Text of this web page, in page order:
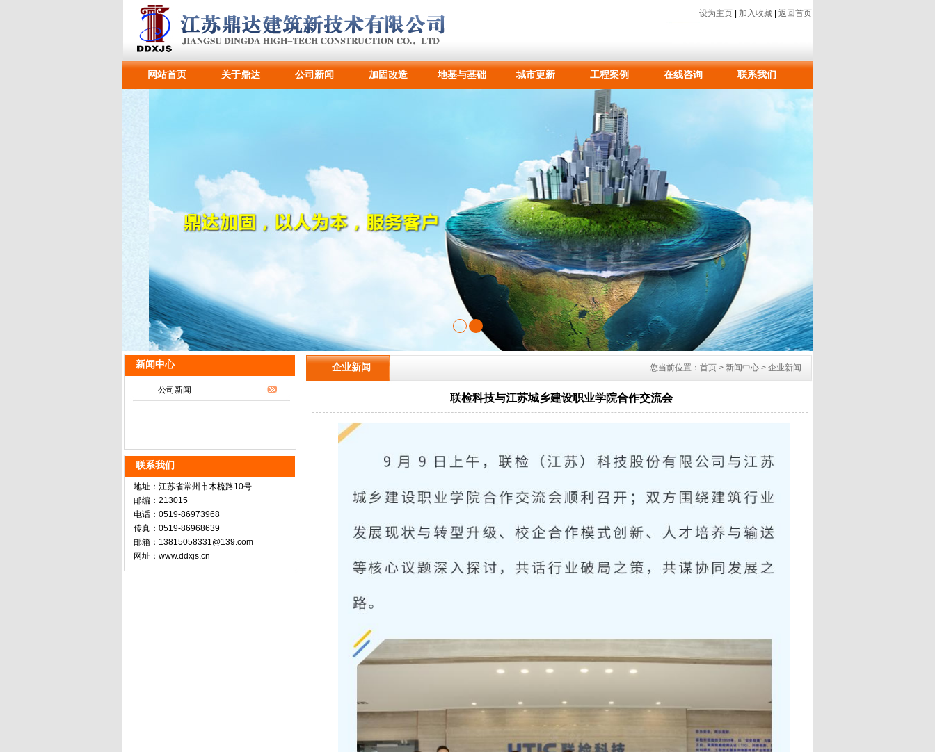
设为主页| 加入收藏| 返回首页
网站首页 关于鼎达 公司新闻 加固改造 地基与基础 城市更新 工程案例 在线咨询 联系我们
新闻中心
公司新闻
联系我们
地址：江苏省常州市木梳路10号
邮编：213015
电话：0519-86973968
传真：0519-86968639
邮箱：13815058331@139.com
网址：www.ddxjs.cn
企业新闻 您当前位置：首页 > 新闻中心 > 企业新闻
联检科技与江苏城乡建设职业学院合作交流会